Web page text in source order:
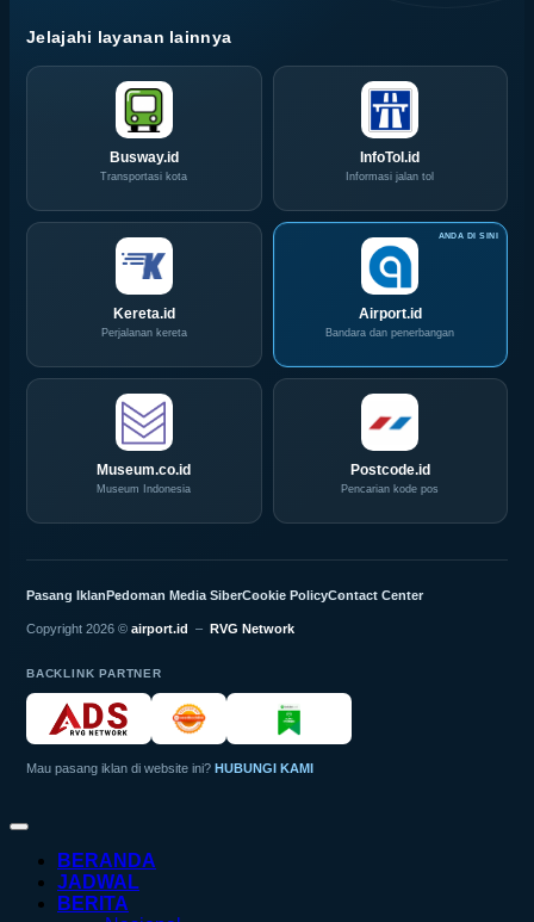
City
Surabaya
Akhir
e-
Commerce
di
IPA
Convex
2026
Jelajahi layanan lainnya
Busway.id
Transportasi kota
InfoTol.id
Informasi jalan tol
Kereta.id
Perjalanan kereta
Airport.id
Bandara dan penerbangan
Museum.co.id
Museum Indonesia
Postcode.id
Pencarian kode pos
Pasang IklanPedoman Media SiberCookie PolicyContact Center
Copyright 2026 © airport.id – RVG Network
BACKLINK PARTNER
Mau pasang iklan di website ini? HUBUNGI KAMI
BERANDA
JADWAL
BERITA